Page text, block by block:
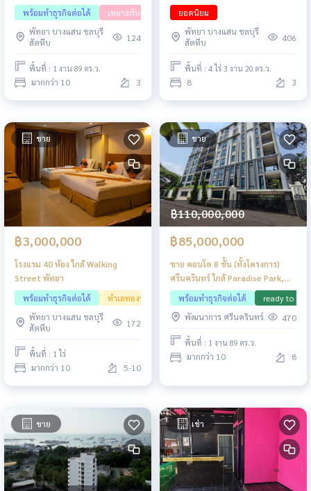
ฉบังและชบ.3009
พร้อมทำธุรกิจต่อได้
เหมาะกับการรีโนเวท
พัทยา บางแสน ชลบุรี
สัตหีบ
124
พื้นที่ : 1 งาน 89 ตร.ว.
มากกว่า 10 3
รายได้กระจายจากหลากหลายกลุ่ม
ธุรกิจ
ยอดนิยม
พัทยา บางแสน ชลบุรี
สัตหีบ
406
พื้นที่ : 4 ไร่ 3 งาน 20 ตร.ว.
8 3
ขาย
฿3,000,000
โรงแรม 40 ห้อง ใกล้ Walking
Street พัทยา
พร้อมทำธุรกิจต่อได้
ทำเลทองพัทยา
พัทยา บางแสน ชลบุรี
สัตหีบ
172
พื้นที่ : 1 ไร่
มากกว่า 10 5-10
ขาย
฿110,000,000
฿85,000,000
ขาย คอนโด 8 ชั้น (ทั้งโครงการ)
ศรีนครินทร์ ใกล้ Paradise Park,
Seacon Square
พร้อมทำธุรกิจต่อได้
ready to
พัฒนาการ ศรีนครินทร์
470
พื้นที่ : 1 งาน 89 ตร.ว.
มากกว่า 10 8
ขาย เช่า